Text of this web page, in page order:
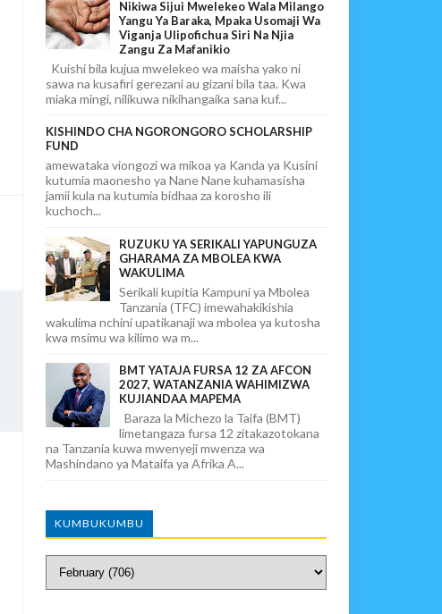
Nikiwa Sijui Mwelekeo Wala Milango
Yangu Ya Baraka, Mpaka Usomaji Wa
Viganja Ulipofichua Siri Na Njia
Zangu Za Mafanikio
Kuishi bila kujua mwelekeo wa maisha yako ni
sawa na kusafiri gerezani au gizani bila taa. Kwa
miaka mingi, nilikuwa nikihangaika sana kuf...
KISHINDO CHA NGORONGORO SCHOLARSHIP
FUND
amewataka viongozi wa mikoa ya Kanda ya Kusini
kutumia maonesho ya Nane Nane kuhamasisha
jamii kula na kutumia bidhaa za korosho ili
kuchoch...
RUZUKU YA SERIKALI YAPUNGUZA
GHARAMA ZA MBOLEA KWA
WAKULIMA
Serikali kupitia Kampuni ya Mbolea
Tanzania (TFC) imewahakikishia
wakulima nchini upatikanaji wa mbolea ya kutosha
kwa msimu wa kilimo wa m...
BMT YATAJA FURSA 12 ZA AFCON
2027, WATANZANIA WAHIMIZWA
KUJIANDAA MAPEMA
Baraza la Michezo la Taifa (BMT)
limetangaza fursa 12 zitakazotokana
na Tanzania kuwa mwenyeji mwenza wa
Mashindano ya Mataifa ya Afrika A...
KUMBUKUMBU